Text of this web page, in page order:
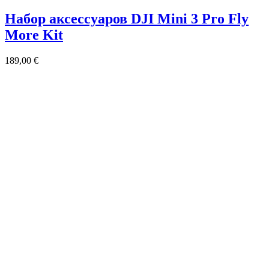
Набор аксессуаров DJI Mini 3 Pro Fly
More Kit
189,00 €